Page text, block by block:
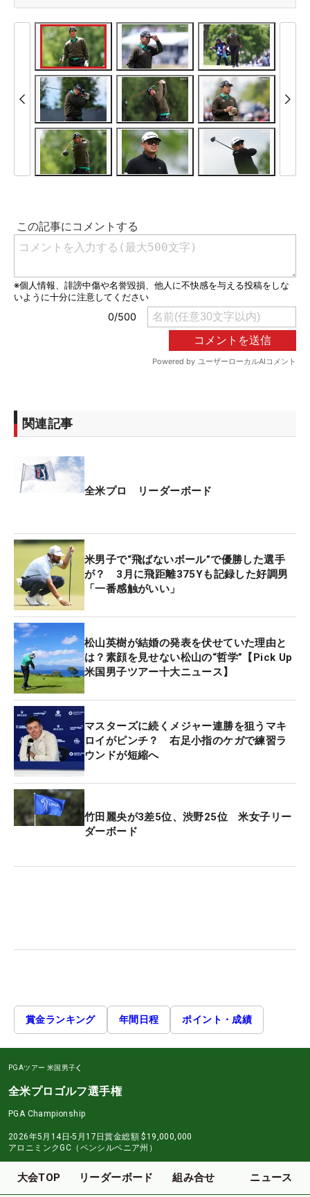
関連記事
全米プロ リーダーボード
米男子で“飛ばないボール”で優勝した選手
が？ 3月に飛距離375Yも記録した好調男
「一番感触がいい」
松山英樹が結婚の発表を伏せていた理由と
は？素顔を見せない松山の“哲学”【Pick Up
米国男子ツアー十大ニュース】
マスターズに続くメジャー連勝を狙うマキ
ロイがピンチ？ 右足小指のケガで練習ラ
ウンドが短縮へ
竹田麗央が3差5位、渋野25位 米女子リー
ダーボード
賞金ランキング 年間日程 ポイント・成績
PGAツアー 米国男子
全米プロゴルフ選手権
PGA Championship
2026年5月14日-5月17日賞金総額 $19,000,000
アロニミンクGC（ペンシルベニア州）
大会TOP リーダーボード 組み合せ ニュース